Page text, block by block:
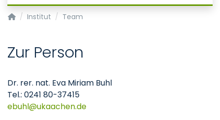
Institut für Pathologie
Institut Team
Zur Person
Dr. rer. nat. Eva Miriam Buhl
Tel.: 0241 80-37415
ebuhl@ukaachen.de